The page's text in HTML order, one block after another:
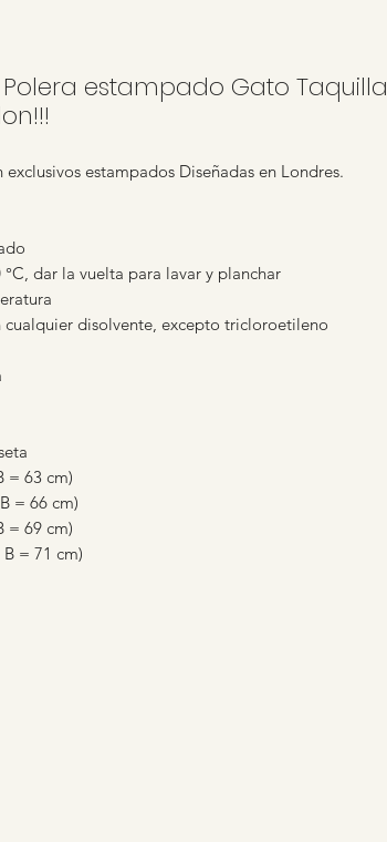
estampado Gato Taquilla
exclusivos estampados Diseñadas en Londres.
dar la vuelta para lavar y planchar
cualquier disolvente, excepto tricloroetileno
= 63 cm)
= 66 cm)
= 69 cm)
= 71 cm)